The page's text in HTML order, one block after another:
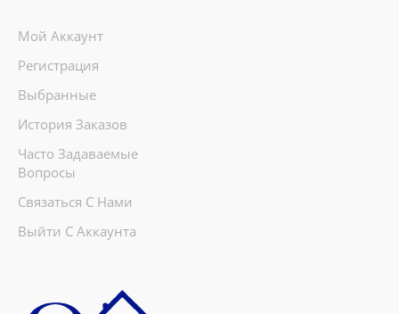
Мой Аккаунт
Регистрация
Выбранные
История Заказов
Часто Задаваемые
Вопросы
Связаться С Нами
Выйти С Аккаунта